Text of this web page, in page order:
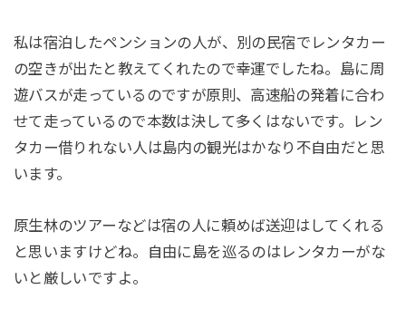
私は宿泊したペンションの人が、別の民宿でレンタカー
の空きが出たと教えてくれたので幸運でしたね。島に周
遊バスが走っているのですが原則、高速船の発着に合わ
せて走っているので本数は決して多くはないです。レン
タカー借りれない人は島内の観光はかなり不自由だと思
います。
原生林のツアーなどは宿の人に頼めば送迎はしてくれる
と思いますけどね。自由に島を巡るのはレンタカーがな
いと厳しいですよ。